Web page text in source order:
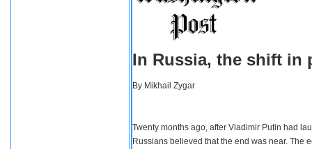
In Russia, the shift in
By Mikhail Zygar
Twenty months ago, after Vladimir Putin had
Russians believed that the end was near. The